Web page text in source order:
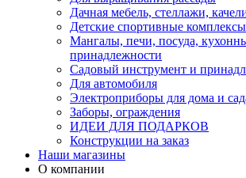
Дачная мебель, стеллажи,
Детские спортивные
Мангалы, печи, посуда,
принадлежности
Садовый инструмент и
Для автомобиля
Электроприборы для дома и
Заборы, ограждения
ИДЕИ ДЛЯ ПОДАРКОВ
Конструкции на заказ
Наши магазины
О компании